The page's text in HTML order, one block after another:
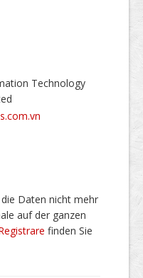
Technology
Daten nicht mehr
auf der ganzen
finden Sie